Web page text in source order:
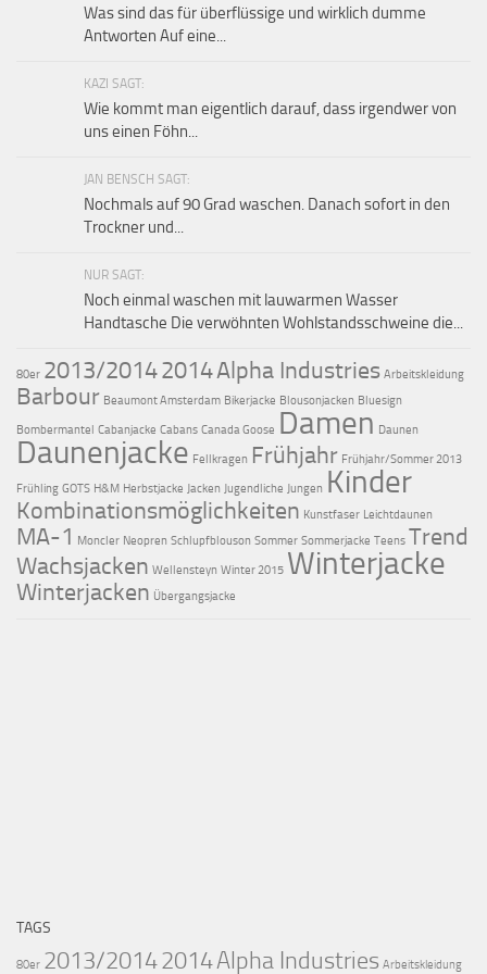
Was sind das für überflüssige und wirklich dumme
Antworten Auf eine...
KAZI SAGT:
Wie kommt man eigentlich darauf, dass irgendwer von
uns einen Föhn...
JAN BENSCH SAGT:
Nochmals auf 90 Grad waschen. Danach sofort in den
Trockner und...
NUR SAGT:
Noch einmal waschen mit lauwarmen Wasser
Handtasche Die verwöhnten Wohlstandsschweine die...
80er 2013/20142014Alpha Industries Arbeitskleidung
Barbour Beaumont Amsterdam Bikerjacke Blousonjacken Bluesign
Bombermantel Cabanjacke Cabans Canada Goose Damen Daunen
Daunenjacke Fellkragen Frühjahr Frühjahr/Sommer 2013
Frühling GOTS H&M Herbstjacke Jacken Jugendliche Jungen Kinder
Kombinationsmöglichkeiten Kunstfaser Leichtdaunen
MA-1 Moncler Neopren Schlupfblouson Sommer Sommerjacke Teens Trend
Wachsjacken Wellensteyn Winter 2015 Winterjacke
Winterjacken Übergangsjacke
TAGS
80er 2013/20142014Alpha Industries Arbeitskleidung